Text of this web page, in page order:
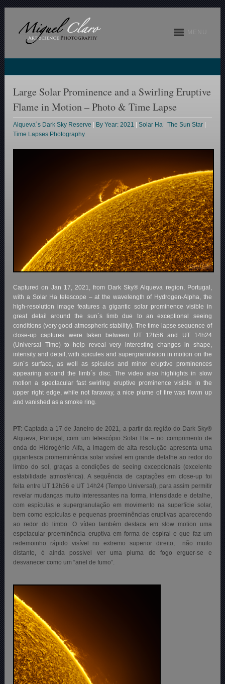
Large Solar Prominence and a Swirling Eruptive
Flame in Motion – Photo & Time Lapse
Alqueva´s Dark Sky Reserve By Year: 2021 |Solar Ha |The Sun Star
Time Lapses Photography
Captured on Jan 17, 2021, from Dark Sky® Alqueva region, Portugal,
with a Solar Ha telescope – at the wavelength of Hydrogen-Alpha, the
high-resolution image features a gigantic solar prominence visible in
great detail around the sun´s limb due to an exceptional seeing
conditions (very good atmospheric stability). The time lapse sequence of
close-up captures were taken between UT 12h56 and UT 14h24
(Universal Time) to help reveal very interesting changes in shape,
intensity and detail, with spicules and supergranulation in motion on the
sun´s surface, as well as spicules and minor eruptive prominences
appearing around the limb´s disc. The video also highlights in slow
motion a spectacular fast swirling eruptive prominence visible in the
upper right edge, while not faraway, a nice plume of fire was flown up
and vanished as a smoke ring.
PT: Captada a 17 de Janeiro de 2021, a partir da região do Dark Sky®
Alqueva, Portugal, com um telescópio Solar Ha – no comprimento de
onda do Hidrogénio Alfa, a imagem de alta resolução apresenta uma
gigantesca promeminência solar visível em grande detalhe ao redor do
limbo do sol, graças a condições de seeing excepcionais (excelente
estabilidade atmosférica). A sequência de captações em close-up foi
feita entre UT 12h56 e UT 14h24 (Tempo Universal), para assim permitir
revelar mudanças muito interessantes na forma, intensidade e detalhe,
com espículas e supergranulação em movimento na superfície solar,
bem como espículas e pequenas proeminências eruptivas aparecendo
ao redor do limbo. O vídeo também destaca em slow motion uma
espetacular proeminência eruptiva em forma de espiral e que faz um
redemoinho rápido visível no extremo superior direito, não muito
distante, é ainda possível ver uma pluma de fogo erguer-se e
desvanecer como um “anel de fumo”.